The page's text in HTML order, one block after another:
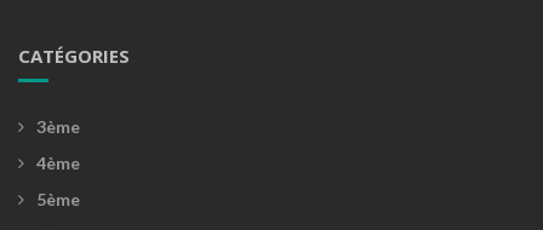
CATÉGORIES
3ème
4ème
5ème